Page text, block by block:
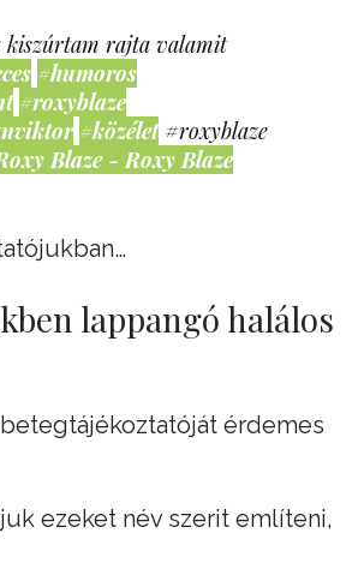
rajta valamit
#humoros
#roxyblaze
#közélet #roxyblaze
Blaze - Roxy Blaze
lappangó halálos
érdemes
ezeket név szerit említeni,